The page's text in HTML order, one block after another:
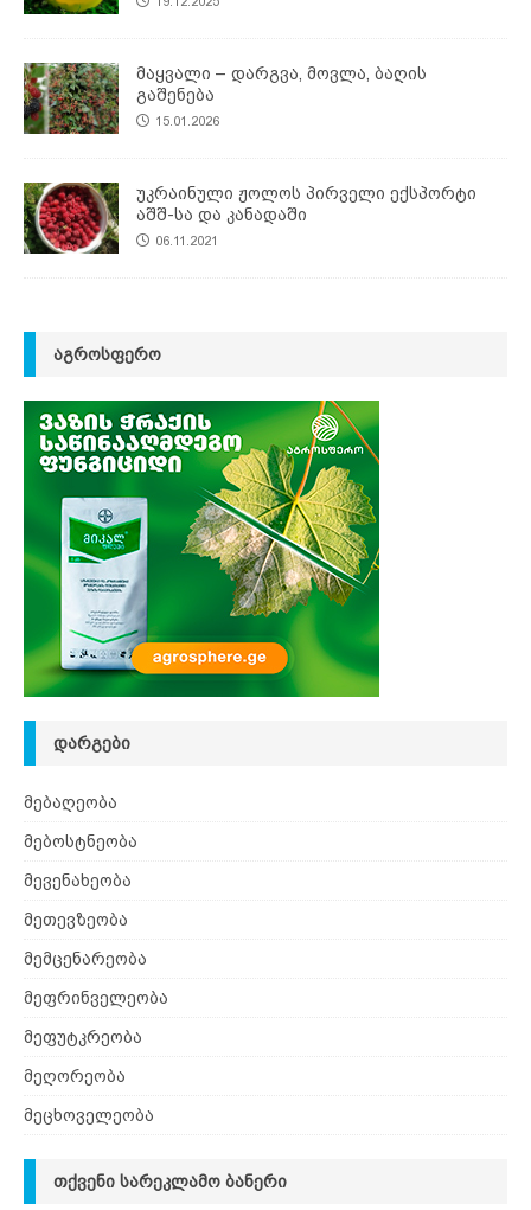
მაყვალი – დარგვა, მოვლა, ბაღის
გაშენება
15.01.2026
უკრაინული ჟოლოს პირველი ექსპორტი
აშშ-სა და კანადაში
06.11.2021
ᲐᲒᲠᲝᲡᲤᲔᲠᲝ
ᲓᲐᲠᲒᲔᲑᲘ
მებაღეობა
მებოსტნეობა
მევენახეობა
მეთევზეობა
მემცენარეობა
მეფრინველეობა
მეფუტკრეობა
მეღორეობა
მეცხოველეობა
ᲗᲥᲕᲔᲜᲘ ᲡᲐᲠᲔᲙᲚᲐᲛᲝ ᲑᲐᲜᲔᲠᲘ